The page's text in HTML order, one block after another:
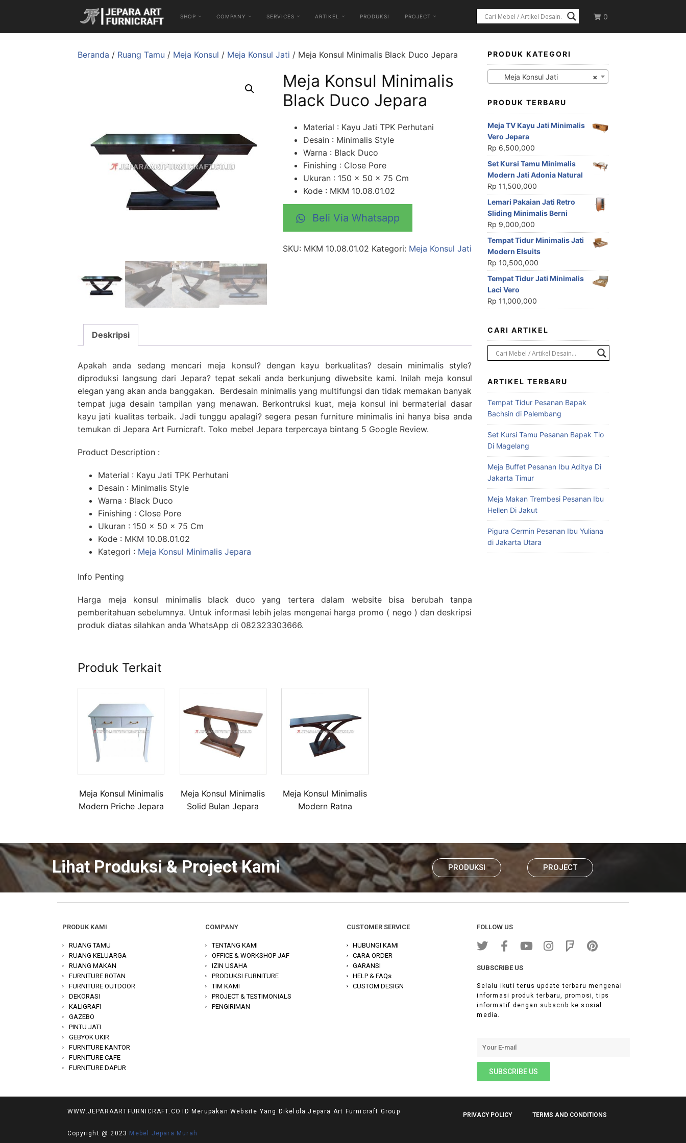
0
SHOP COMPANY SERVICES ARTIKEL PRODUKSI PROJECT
Beranda / Ruang Tamu / Meja Konsul / Meja Konsul Jati / Meja Konsul Minimalis Black Duco Jepara
Meja Konsul Minimalis
Black Duco Jepara
Material : Kayu Jati TPK Perhutani
Desain : Minimalis Style
Warna : Black Duco
Finishing : Close Pore
Ukuran : 150 x 50 x 75 Cm
Kode : MKM 10.08.01.02
Beli Via Whatsapp
SKU: MKM 10.08.01.02 Kategori: Meja Konsul Jati
Deskripsi
Apakah anda sedang mencari meja konsul? dengan kayu berkualitas? desain minimalis style?
diproduksi langsung dari Jepara? tepat sekali anda berkunjung diwebsite kami. Inilah meja konsul
elegan yang akan anda banggakan. Berdesain minimalis yang multifungsi dan tidak memakan banyak
tempat juga desain tampilan yang menawan. Berkontruksi kuat, meja konsul ini bermaterial dasar
kayu jati kualitas terbaik. Jadi tunggu apalagi? segera pesan furniture minimalis ini hanya bisa anda
temukan di Jepara Art Furnicraft. Toko mebel Jepara terpercaya bintang 5 Google Review.
Product Description :
Material : Kayu Jati TPK Perhutani
Desain : Minimalis Style
Warna : Black Duco
Finishing : Close Pore
Ukuran : 150 x 50 x 75 Cm
Kode : MKM 10.08.01.02
Kategori : Meja Konsul Minimalis Jepara
Info Penting
Harga meja konsul minimalis black duco yang tertera dalam website bisa berubah tanpa
pemberitahuan sebelumnya. Untuk informasi lebih jelas mengenai harga promo ( nego ) dan deskripsi
produk diatas silahkan anda WhatsApp di 082323303666.
Produk Terkait
Meja Konsul Minimalis
Modern Priche Jepara
Meja Konsul Minimalis
Solid Bulan Jepara
Meja Konsul Minimalis
Modern Ratna
PRODUK KATEGORI
×
Meja Konsul Jati
PRODUK TERBARU
Meja TV Kayu Jati Minimalis
Vero Jepara
Rp 6,500,000
Set Kursi Tamu Minimalis
Modern Jati Adonia Natural
Rp 11,500,000
Lemari Pakaian Jati Retro
Sliding Minimalis Berni
Rp 9,000,000
Tempat Tidur Minimalis Jati
Modern Elsuits
Rp 10,500,000
Tempat Tidur Jati Minimalis
Laci Vero
Rp 11,000,000
CARI ARTIKEL
ARTIKEL TERBARU
Tempat Tidur Pesanan Bapak
Bachsin di Palembang
Set Kursi Tamu Pesanan Bapak Tio
Di Magelang
Meja Buffet Pesanan Ibu Aditya Di
Jakarta Timur
Meja Makan Trembesi Pesanan Ibu
Hellen Di Jakut
Pigura Cermin Pesanan Ibu Yuliana
di Jakarta Utara
Lihat Produksi & Project Kami PRODUKSI PROJECT
PRODUK KAMI
RUANG TAMU
RUANG KELUARGA
RUANG MAKAN
FURNITURE ROTAN
FURNITURE OUTDOOR
DEKORASI
KALIGRAFI
GAZEBO
PINTU JATI
GEBYOK UKIR
FURNITURE KANTOR
FURNITURE CAFE
FURNITURE DAPUR
COMPANY
TENTANG KAMI
OFFICE & WORKSHOP JAF
IZIN USAHA
PRODUKSI FURNITURE
TIM KAMI
PROJECT & TESTIMONIALS
PENGIRIMAN
CUSTOMER SERVICE
HUBUNGI KAMI
CARA ORDER
GARANSI
HELP & FAQs
CUSTOM DESIGN
FOLLOW US
SUBSCRIBE US
Selalu ikuti terus update terbaru mengenai
informasi produk terbaru, promosi, tips
informatif dengan subscrib ke sosial
media.
WWW.JEPARAARTFURNICRAFT.CO.ID Merupakan Website Yang Dikelola Jepara Art Furnicraft Group
Copyright @ 2023 Mebel Jepara Murah
PRIVACY POLICY TERMS AND CONDITIONS